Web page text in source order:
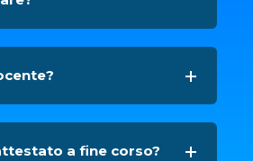
a fine corso?